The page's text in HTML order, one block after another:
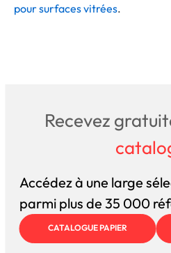
pour surfaces vitrées.
Recevez
Accédez à une large
parmi plus de 35 000
CATALOGUE PAPIER